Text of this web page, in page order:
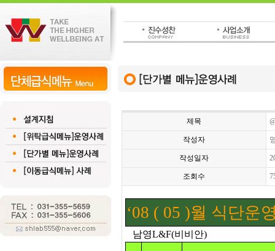
제목
작성자
작성일자
조회수
‘08 ( 05 )월 식단운
남영L&F(비비